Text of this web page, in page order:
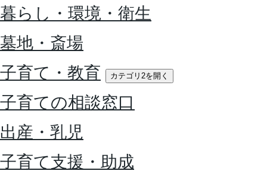
暮らし・環境・衛生
墓地・斎場
子育て・教育
カテゴリ2を開く
子育ての相談窓口
出産・乳児
子育て支援・助成